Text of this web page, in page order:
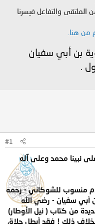
الملتقى والتفاعل فيسرنا
من هنا.
بن أبي سفيان
.
#1
نبينا محمد وعلى آله
منسوب للشوكاني - رحمه
أبي سفيان - رضي الله
من كتاب ( نيل الأوطار)
ذلك ! فقد أبطل حلاق